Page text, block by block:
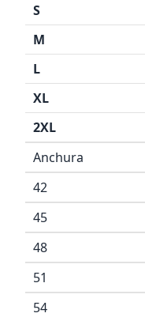
S
M
L
XL
2XL
Anchura
42
45
48
51
54